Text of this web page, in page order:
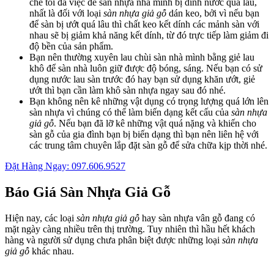
chế tối đa việc để sàn nhựa nhà mình bị dính nước quá lâu,
nhất là đối với loại sàn nhựa giả gỗ dán keo, bởi vì nếu bạn
để sàn bị ướt quá lâu thì chất keo kết dính các mảnh sàn với
nhau sẽ bị giảm khả năng kết dính, từ đó trực tiếp làm giảm đi
độ bền của sản phẩm.
Bạn nên thường xuyên lau chùi sàn nhà mình bằng giẻ lau
khô để sàn nhà luôn giữ được độ bóng, sáng. Nếu bạn có sử
dụng nước lau sàn trước đó hay bạn sử dụng khăn ướt, giẻ
ướt thì bạn cần làm khô sàn nhựa ngay sau đó nhé.
Bạn không nên kê những vật dụng có trọng lượng quá lớn lên
sàn nhựa vì chúng có thể làm biến dạng kết cấu của sàn nhựa
giả gỗ. Nếu bạn đã lỡ kê những vật quá nặng và khiến cho
sàn gỗ của gia đình bạn bị biến dạng thì bạn nên liên hệ với
các trung tâm chuyên lắp đặt sàn gỗ để sửa chữa kịp thời nhé.
Đặt Hàng Ngay: 097.606.9527
Báo Giá Sàn Nhựa Giả Gỗ
Hiện nay, các loại sàn nhựa giả gỗ hay sàn nhựa vân gỗ đang có
mặt ngày càng nhiều trên thị trường. Tuy nhiên thì hầu hết khách
hàng và người sử dụng chưa phân biệt được những loại sàn nhựa
giả gỗ khác nhau.